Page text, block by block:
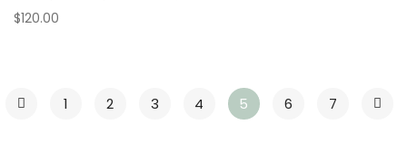
$120.00
1 2 3 4 5 6 7